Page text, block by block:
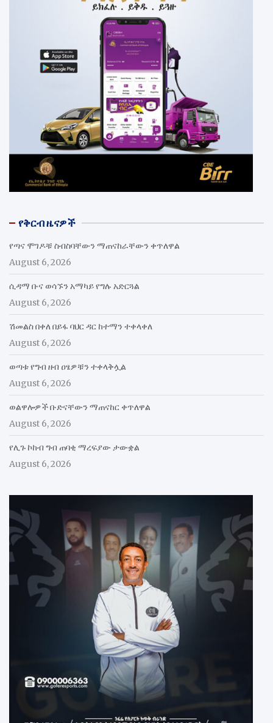
የቅርብ ዜናዎች
የጣና ሞገዶቹ ስብስባቸውን ማጠናከራቸውን ቀጥለዋል
August 6, 2026
ሲዳማ ቡና ወሳኙን አማካይ የግሉ አድርጓል
August 6, 2026
ሽመልስ በቀለ በይፋ ባህር ዳር ከተማን ተቀላቀለ
August 6, 2026
ወጣቱ የግብ ዘብ ዐፄዎቹን ተቀላቅሏል
August 6, 2026
ወልዋሎዎች ቡድናቸውን ማጠናከር ቀጥለዋል
August 6, 2026
የሊጉ ኮከብ ግብ ጠባቂ ማረፍያው ታውቋል
August 6, 2026